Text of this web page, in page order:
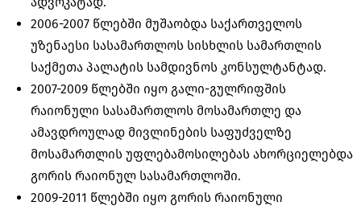
2006-2007 წლებში მუშაობდა საქართველოს
უზენაესი სასამართლოს სისხლის სამართლის
საქმეთა პალატის სამდივნოს კონსულტანტად.
2007-2009 წლებში იყო გალი-გულრიფშის
რაიონული სასამართლოს მოსამართლე და
ამავდროულად მივლინების საფუძველზე
მოსამართლის უფლებამოსილებას ახორციელებდა
გორის რაიონულ სასამართლოში.
2009-2011 წლებში იყო გორის რაიონული